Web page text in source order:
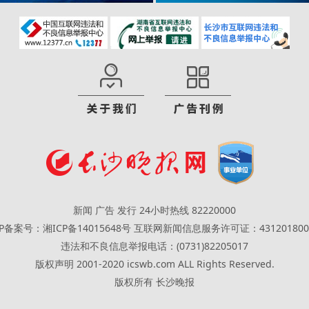
新闻 广告 发行 24小时热线 82220000
备案号：湘ICP备14015648号 互联网新闻信息服务许可证：
违法和不良信息举报电话：(0731)82205017
版权声明 2001-2020 icswb.com ALL Rights Reserved.
版权所有 长沙晚报